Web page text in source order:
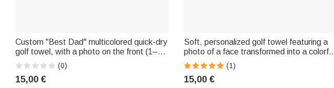
Custom "Best Dad" multicolored quick-dry
golf towel, with a photo on the front (1–3)
and a nickname – Birthday gift for
everyday use, for a dad or grandpa
(0)
15,00 €
Soft, personalized golf towel featuring a
photo of a face transformed into a colorful
cartoon character, text, and a carabiner –
A birthday or Father's Day gift for a dad or
(1)
15,00 €